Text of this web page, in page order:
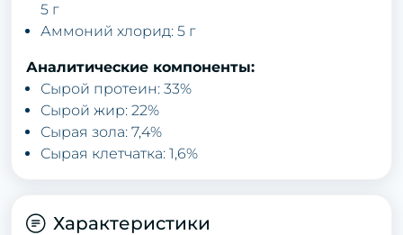
5 г
Аммоний хлорид: 5 г
Аналитические компоненты:
Сырой протеин: 33%
Сырой жир: 22%
Сырая зола: 7,4%
Сырая клетчатка: 1,6%
Характеристики